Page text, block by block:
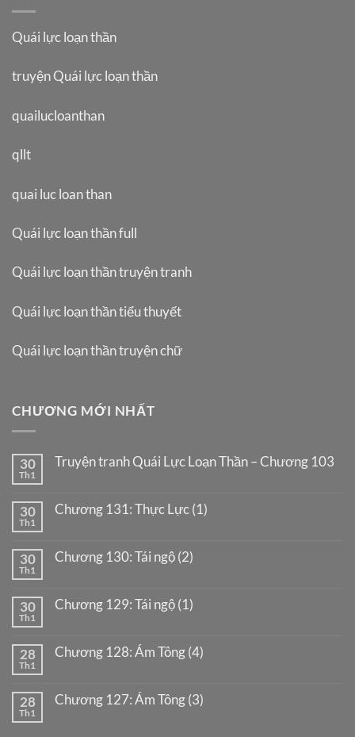
Quái lực loạn thần
truyện Quái lực loạn thần
quailucloanthan
qllt
quai luc loan than
Quái lực loạn thần full
Quái lực loạn thần truyện tranh
Quái lực loạn thần tiểu thuyết
Quái lực loạn thần truyện chữ
CHƯƠNG MỚI NHẤT
30
Th1
Truyện tranh Quái Lực Loạn Thần – Chương 103
30
Th1
Chương 131: Thực Lực (1)
30
Th1
Chương 130: Tái ngộ (2)
30
Th1
Chương 129: Tái ngộ (1)
28
Th1
Chương 128: Ám Tông (4)
28
Th1
Chương 127: Ám Tông (3)